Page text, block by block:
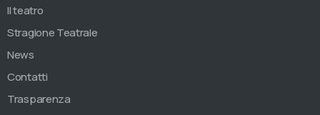
Il teatro
Stragione Teatrale
News
Contatti
Trasparenza